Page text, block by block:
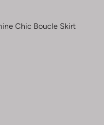
Chic Boucle Skirt